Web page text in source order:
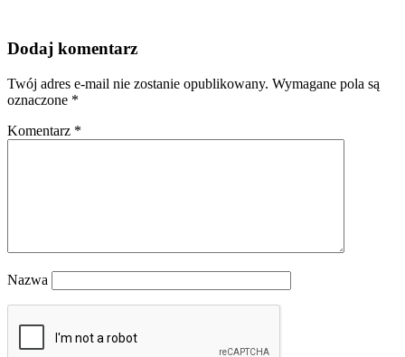
Dodaj komentarz
Twój adres e-mail nie zostanie opublikowany. Wymagane pola są
oznaczone *
Komentarz *
Nazwa